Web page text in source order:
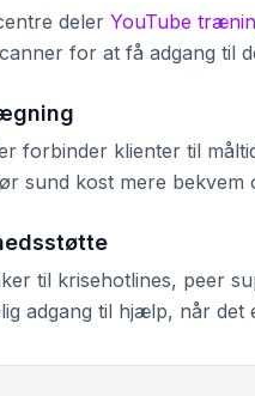
deler YouTube
for at få adgang til
forbinder klienter til
sund kost mere bekvem
til krisehotlines, peer
adgang til hjælp, når det